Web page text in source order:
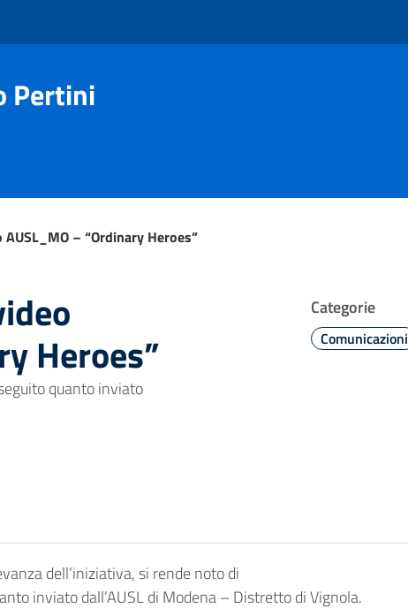
Pertini
– “Ordinary Heroes”
Heroes”
quanto inviato
Categorie
Comunicazioni
dell’iniziativa, si rende noto di
inviato dall’AUSL di Modena – Distretto di Vignola.